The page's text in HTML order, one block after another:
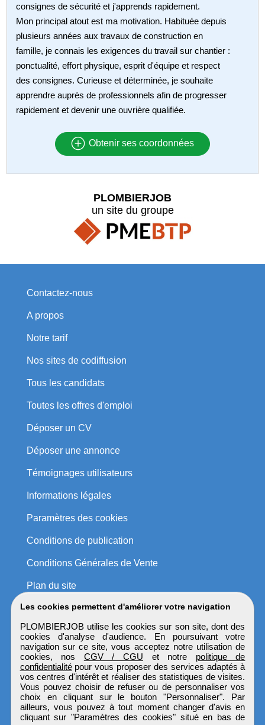
consignes de sécurité et j'apprends rapidement.
Mon principal atout est ma motivation. Habituée depuis
plusieurs années aux travaux de construction en
famille, je connais les exigences du travail sur chantier :
ponctualité, effort physique, esprit d'équipe et respect
des consignes. Curieuse et déterminée, je souhaite
apprendre auprès de professionnels afin de progresser
rapidement et devenir une ouvrière qualifiée.
Obtenir ses coordonnées
Les cookies permettent d'améliorer votre navigation
PLOMBIERJOB utilise les cookies sur son site, dont des
cookies d'analyse d'audience. En poursuivant votre
navigation sur ce site, vous acceptez notre utilisation de
cookies, nos CGV / CGU et notre politique de
confidentialitépour vous proposer des services adaptés à
vos centres d'intérêt et réaliser des statistiques de visites.
Vous pouvez choisir de refuser ou de personnaliser vos
choix en cliquant sur le bouton "Personnaliser". Par
ailleurs, vous pouvez à tout moment changer d'avis en
cliquant sur "Paramètres des cookies" situé en bas de
PLOMBIERJOB
un site du groupe
Contactez-nous
A propos
Notre tarif
Nos sites de codiffusion
Tous les candidats
Toutes les offres d'emploi
Déposer un CV
Déposer une annonce
Témoignages utilisateurs
Informations légales
Paramètres des cookies
Conditions de publication
Conditions Générales de Vente
Plan du site